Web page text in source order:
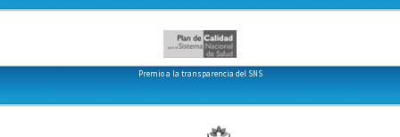
Premio a la transparencia del SNS